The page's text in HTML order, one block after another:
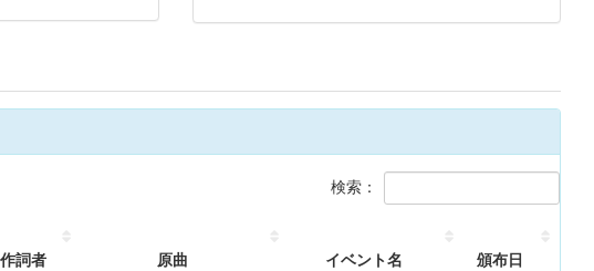
検索：
作詞者 原曲 イベント名
頒布日